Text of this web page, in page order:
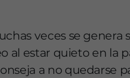
veces se genera
al estar quieto en la
a no quedarse